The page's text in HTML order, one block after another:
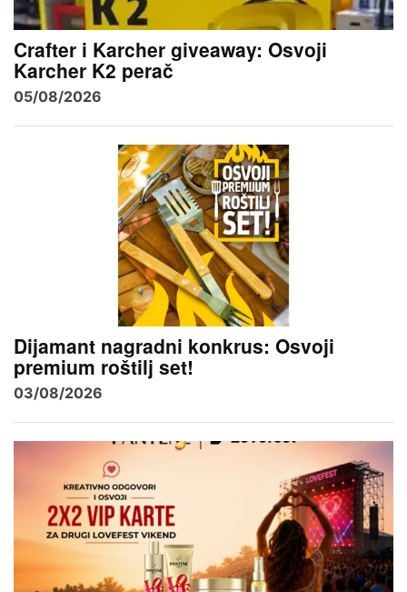
Crafter i Karcher giveaway: Osvoji
Karcher K2 perač
05/08/2026
Dijamant nagradni konkrus: Osvoji
premium roštilj set!
03/08/2026